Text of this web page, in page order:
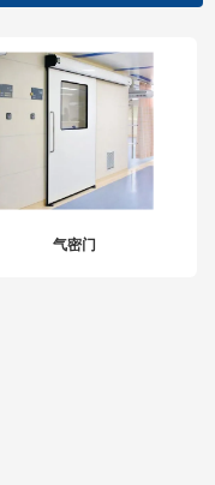
气密门